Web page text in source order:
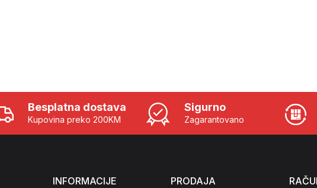
Besplatna dostava
Kupovina preko 200KM
Sigurno
Zagarantovano
INFORMACIJE PRODAJA